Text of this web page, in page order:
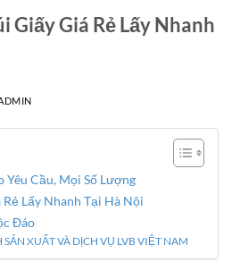
Giấy Giá Rẻ Lấy Nhanh
Yêu Cầu, Mọi Số Lượng
Rẻ Lấy Nhanh Tại Hà Nội
Đáo
XUẤT VÀ DỊCH VỤ LVB VIỆT NAM